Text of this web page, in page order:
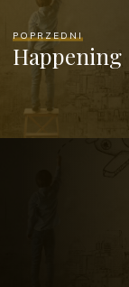
POPRZEDNI
Happening